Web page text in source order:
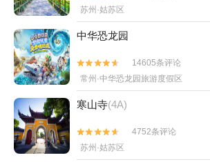
苏州·姑苏区
中华恐龙园


14605条评论
常州·中华恐龙园旅游度假区
寒山寺(4A)


4752条评论
苏州·姑苏区